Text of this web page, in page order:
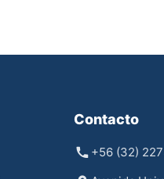
Contacto
+56 (32)